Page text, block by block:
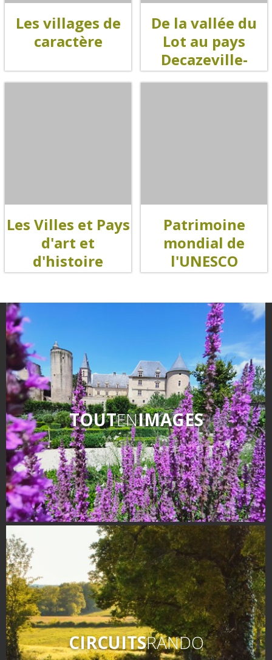
Un Oeil sur le Passé à Rignac
Les visites accompagnées
à Goutrens
Nos Campagnes Autrefois à
La chataîgne
Les vignes
Les marchés et foires
Nos producteurs
Flâner à moins de
cent kilomètres
Les Plus Beaux Villages de
France
Les villages de caractère
Le Pays des Bastides du
Rouergue
Les Villes et Pays d'art et
d'histoire
De la vallée du Lot au pays
Decazeville-Aubin
Patrimoine mondial de
l'UNESCO
Les villages de
caractère
De la vallée du
Lot au pays
Decazeville-
Aubin
Les Villes et Pays
d'art et
d'histoire
Patrimoine
mondial de
l'UNESCO
TOUTENIMAGES
CIRCUITSRANDO